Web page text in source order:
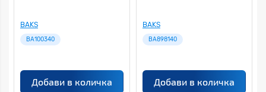
BAKS
BA100340
Добави в количка
BAKS
BA898140
Добави в количка